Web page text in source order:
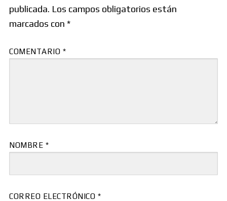
publicada. Los campos obligatorios están
marcados con *
COMENTARIO *
NOMBRE *
CORREO ELECTRÓNICO *